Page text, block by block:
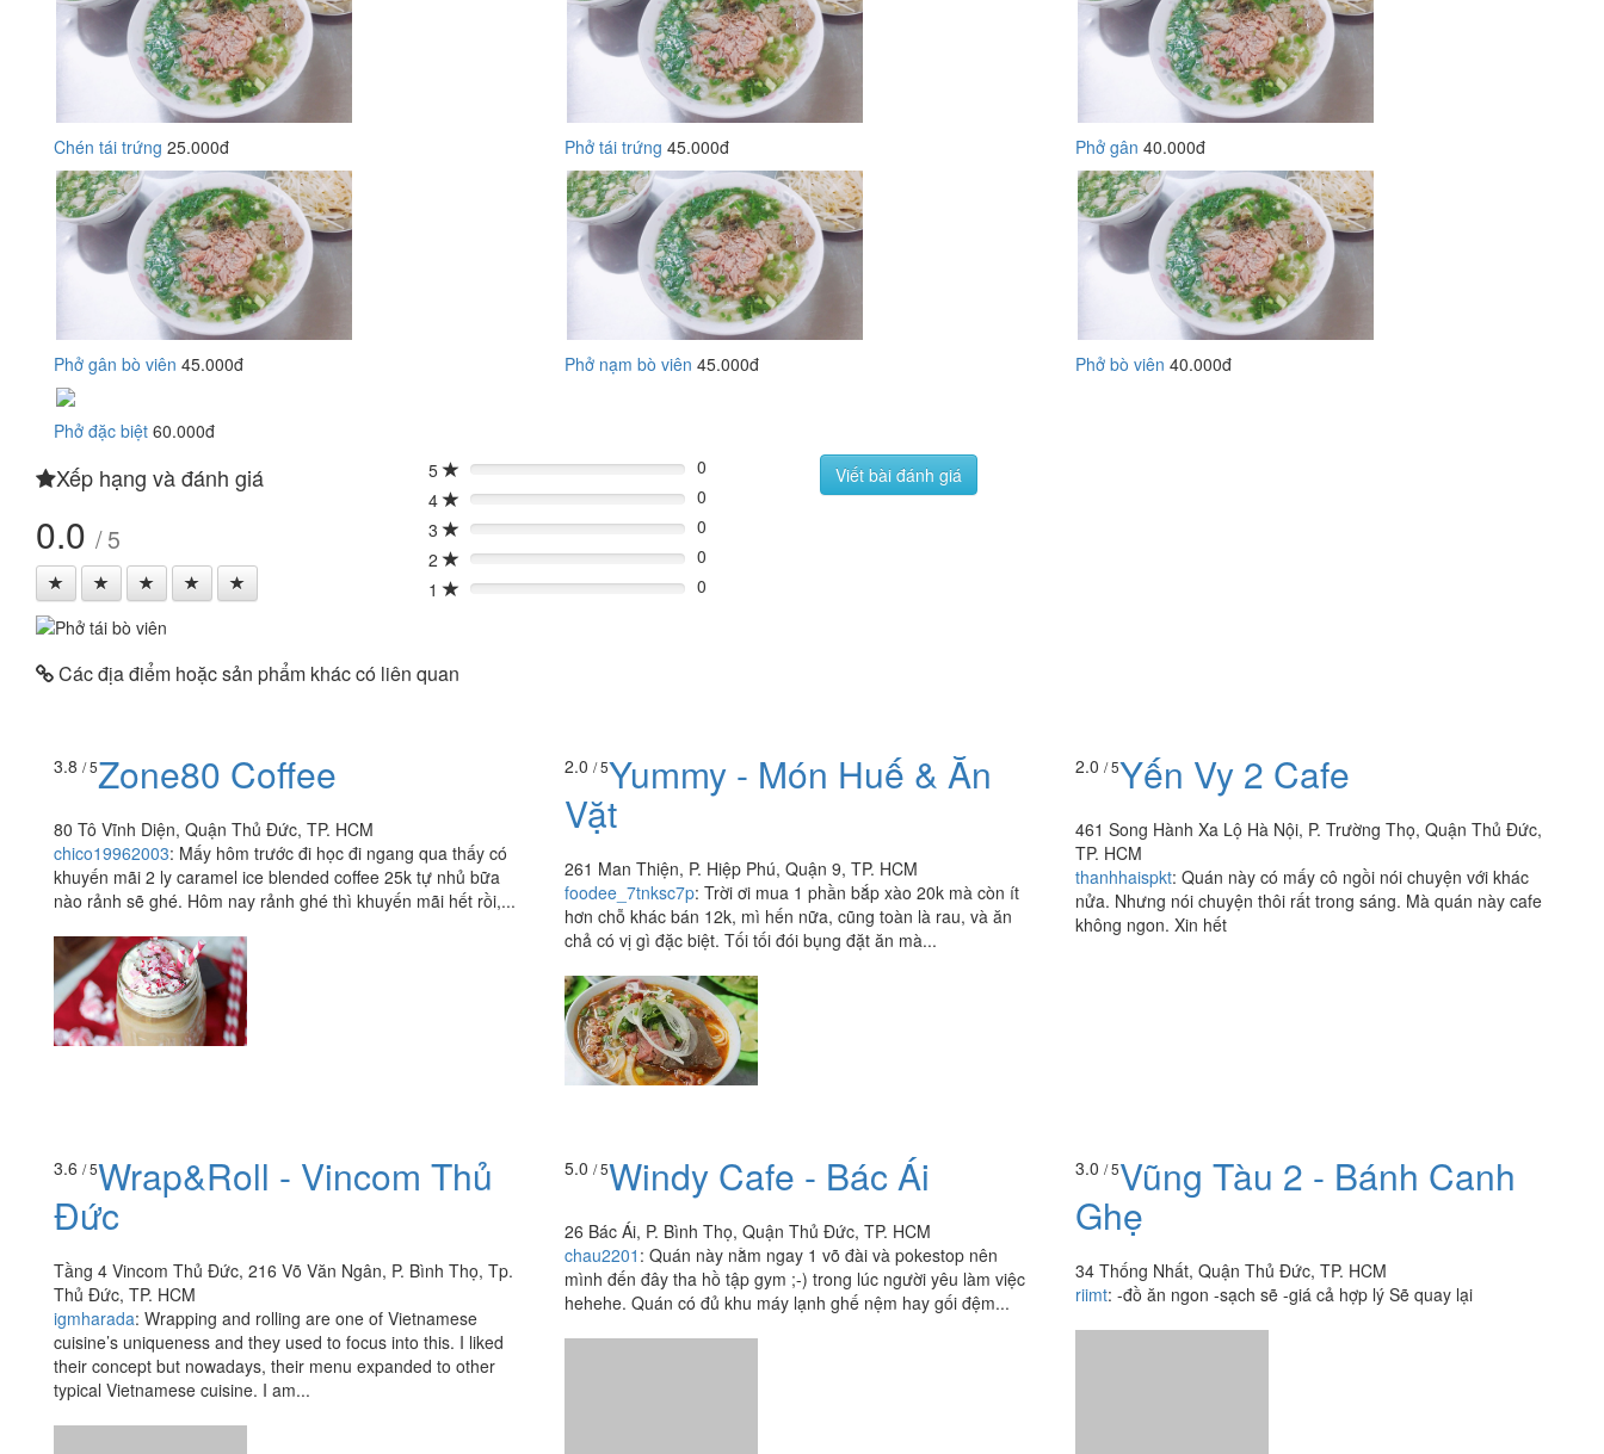
Chén tái trứng 25.000đ Phở tái trứng 45.000đ Phở gân 40.000đ
Phở gân bò viên 45.000đ Phở nạm bò viên 45.000đ Phở bò viên 40.000đ
Phở đặc biệt 60.000đ
Xếp hạng và đánh giá
0.0 / 5
5 0%
0
4
0%
0
3
0%
0
2
0%
0
1
0% 0
Viết bài đánh giá
Các địa điểm hoặc sản phẩm khác có liên quan
3.8 / 5Zone80 Coffee
80 Tô Vĩnh Diện, Quận Thủ Đức, TP. HCM
chico19962003: Mấy hôm trước đi học đi ngang qua thấy có
khuyến mãi 2 ly caramel ice blended coffee 25k tự nhủ bữa
nào rảnh sẽ ghé. Hôm nay rảnh ghé thì khuyến mãi hết rồi,...
2.0 / 5Yummy - Món Huế & Ăn
Vặt
261 Man Thiện, P. Hiệp Phú, Quận 9, TP. HCM
foodee_7tnksc7p: Trời ơi mua 1 phần bắp xào 20k mà còn ít
hơn chỗ khác bán 12k, mì hến nữa, cũng toàn là rau, và ăn
chả có vị gì đặc biệt. Tối tối đói bụng đặt ăn mà...
2.0 / 5Yến Vy 2 Cafe
461 Song Hành Xa Lộ Hà Nội, P. Trường Thọ, Quận Thủ Đức,
TP. HCM
thanhhaispkt: Quán này có mấy cô ngồi nói chuyện với khác
nửa. Nhưng nói chuyện thôi rất trong sáng. Mà quán này cafe
không ngon. Xin hết
3.6 / 5Wrap&Roll - Vincom Thủ
Đức
Tầng 4 Vincom Thủ Đức, 216 Võ Văn Ngân, P. Bình Thọ, Tp.
Thủ Đức, TP. HCM
igmharada: Wrapping and rolling are one of Vietnamese
cuisine’s uniqueness and they used to focus into this. I liked
their concept but nowadays, their menu expanded to other
typical Vietnamese cuisine. I am...
5.0 / 5Windy Cafe - Bác Ái
26 Bác Ái, P. Bình Thọ, Quận Thủ Đức, TP. HCM
chau2201 : Quán này nằm ngay 1 võ đài và pokestop nên
mình đến đây tha hồ tập gym ;-) trong lúc người yêu làm việc
hehehe. Quán có đủ khu máy lạnh ghế nệm hay gối đệm...
3.0 / 5Vũng Tàu 2 - Bánh Canh
Ghẹ
34 Thống Nhất, Quận Thủ Đức, TP. HCM
riimt: -đồ ăn ngon -sạch sẽ -giá cả hợp lý Sẽ quay lại